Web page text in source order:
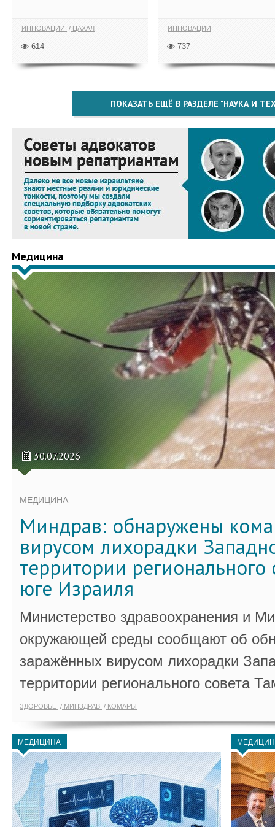
ИННОВАЦИИ ЦАХАЛ
614
ИННОВАЦИИ
737
ПОКАЗАТЬ ЕЩЁ В РАЗДЕЛЕ "НАУКА И
Медицина
30.07.2026
МЕДИЦИНА
Миндрав: обнаружены
вирусом лихорадки
территории регионального
юге Израиля
Министерство здравоохранения и
окружающей среды сообщают об
заражённых вирусом лихорадки
территории регионального совета
ЗДОРОВЬЕ МИНЗДРАВ КОМАРЫ
МЕДИЦИНА